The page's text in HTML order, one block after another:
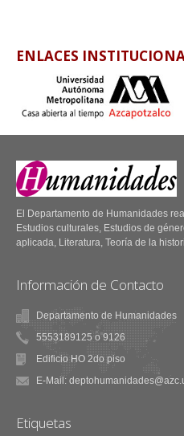
Fuentes Humanísticas
ENLACES
El Departamento de Humanidades
Estudios culturales, Estudios de
aplicada, Literatura, Teoría de la
Información de Contacto
Departamento de Humanidades
5553189125 o 9126
Edificio HO 2do piso
E-Mail:
Etiquetas